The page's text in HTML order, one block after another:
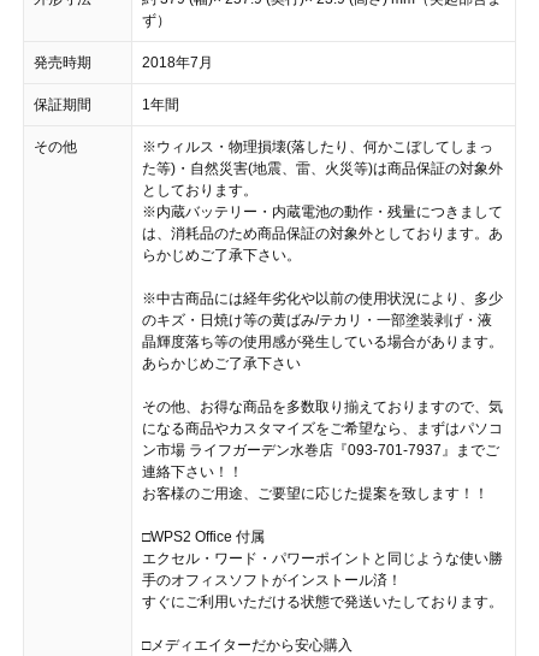
ず）
発売時期 2018年7月
保証期間 1年間
その他
※ウィルス・物理損壊(落したり、何かこぼしてしまっ
た等)・自然災害(地震、雷、火災等)は商品保証の対象外
としております。
※内蔵バッテリー・内蔵電池の動作・残量につきまして
は、消耗品のため商品保証の対象外としております。あ
らかじめご了承下さい。
※中古商品には経年劣化や以前の使用状況により、多少
のキズ・日焼け等の黄ばみ/テカリ・一部塗装剥げ・液
晶輝度落ち等の使用感が発生している場合があります。
あらかじめご了承下さい
その他、お得な商品を多数取り揃えておりますので、気
になる商品やカスタマイズをご希望なら、まずはパソコ
ン市場 ライフガーデン水巻店『093-701-7937』までご
連絡下さい！！
お客様のご用途、ご要望に応じた提案を致します！！
□WPS2 Office 付属
エクセル・ワード・パワーポイントと同じような使い勝
手のオフィスソフトがインストール済！
すぐにご利用いただける状態で発送いたしております。
□メディエイターだから安心購入